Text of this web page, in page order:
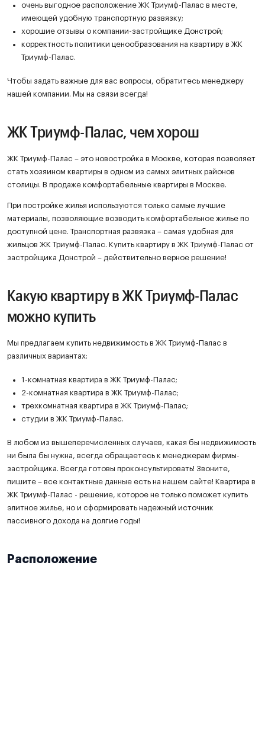
очень выгодное расположение ЖК Триумф-Палас в месте,
имеющей удобную транспортную развязку;
хорошие отзывы о компании-застройщике Донстрой;
корректность политики ценообразования на квартиру в ЖК
Триумф-Палас.
Чтобы задать важные для вас вопросы, обратитесь менеджеру
нашей компании. Мы на связи всегда!
ЖК Триумф-Палас, чем хорош
ЖК Триумф-Палас – это новостройка в Москве, которая позволяет
стать хозяином квартиры в одном из самых элитных районов
столицы. В продаже комфортабельные квартиры в Москве.
При постройке жилья используются только самые лучшие
материалы, позволяющие возводить комфортабельное жилье по
доступной цене. Транспортная развязка – самая удобная для
жильцов ЖК Триумф-Палас. Купить квартиру в ЖК Триумф-Палас от
застройщика Донстрой – действительно верное решение!
Какую квартиру в ЖК Триумф-Палас
можно купить
Мы предлагаем купить недвижимость в ЖК Триумф-Палас в
различных вариантах:
1-комнатная квартира в ЖК Триумф-Палас;
2-комнатная квартира в ЖК Триумф-Палас;
трехкомнатная квартира в ЖК Триумф-Палас;
студии в ЖК Триумф-Палас.
В любом из вышеперечисленных случаев, какая бы недвижимость
ни была бы нужна, всегда обращаетесь к менеджерам фирмы-
застройщика. Всегда готовы проконсультировать! Звоните,
пишите – все контактные данные есть на нашем сайте! Квартира в
ЖК Триумф-Палас - решение, которое не только поможет купить
элитное жилье, но и сформировать надежный источник
пассивного дохода на долгие годы!
Расположение